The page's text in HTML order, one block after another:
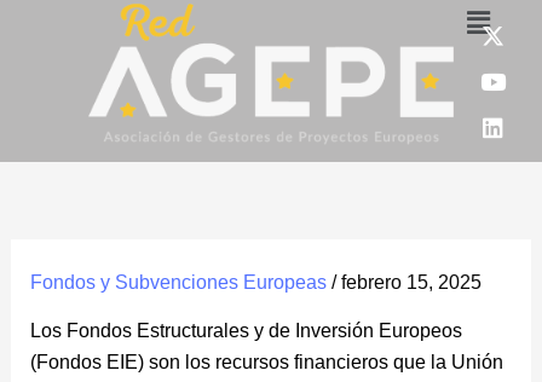
Menú
X
-
t
w
i
t
t
Y
o
u
t
u
b
e
L
i
n
k
e
d
i
Fondos y Subvenciones Europeas/febrero 15, 2025
Los Fondos Estructurales y de Inversión Europeos
(Fondos EIE) son los recursos financieros que la Unión